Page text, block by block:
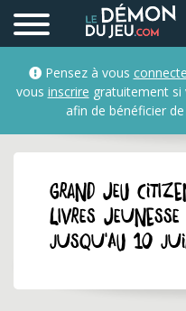
Pensez à vous
vous inscrire gratuitement si
afin de bénéficier
GRAND JEU
livres jeunesse
jusqu'au 10